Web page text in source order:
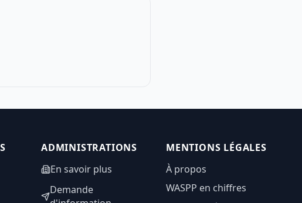
ADMINISTRATIONS
En savoir plus
Demande
MENTIONS LÉGALES
À propos
WASPP en chiffres